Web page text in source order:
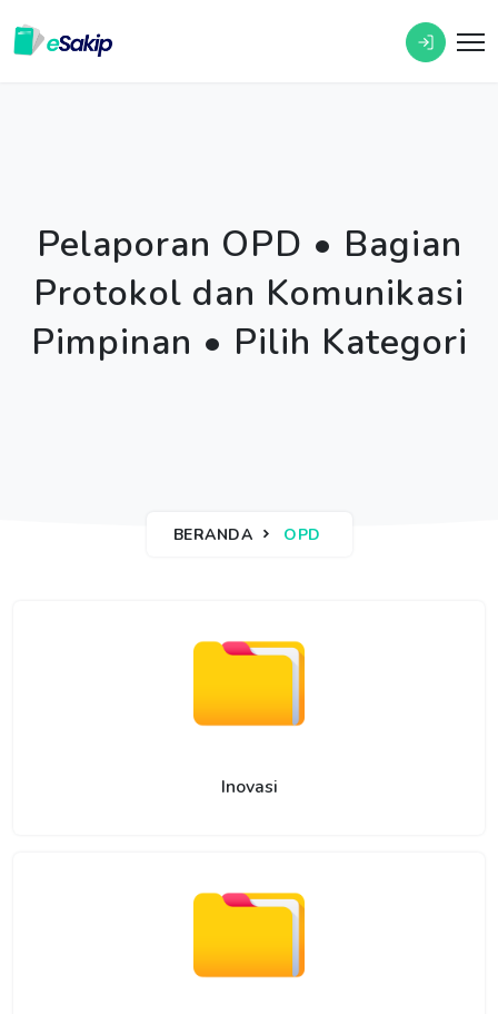
Pelaporan OPD • Bagian
Protokol dan Komunikasi
Pimpinan • Pilih Kategori
BERANDA OPD
Inovasi